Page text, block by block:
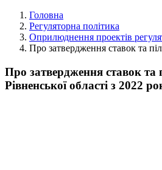
Головна
Регуляторна політика
Оприлюднення проектів
Про затвердження ставок та
Про затвердження ставок та
Рівненської області з 2022